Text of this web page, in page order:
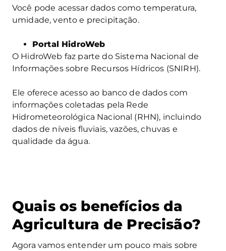
Você pode acessar dados como temperatura,
umidade, vento e precipitação.
Portal HidroWeb
O HidroWeb faz parte do Sistema Nacional de
Informações sobre Recursos Hídricos (SNIRH).
Ele oferece acesso ao banco de dados com
informações coletadas pela Rede
Hidrometeorológica Nacional (RHN), incluindo
dados de níveis fluviais, vazões, chuvas e
qualidade da água.
Quais os benefícios da
Agricultura de Precisão?
Agora vamos entender um pouco mais sobre